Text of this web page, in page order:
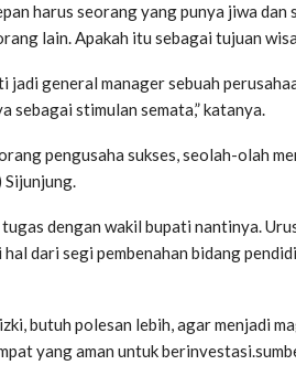
harus seorang yang punya jiwa
lain. Apakah itu sebagai tujuan
jadi general manager sebuah
sebagai stimulan semata,” katanya.
pengusaha sukses, seolah-olah
Sijunjung.
tugas dengan wakil bupati nantinya.
dari segi pembenahan bidang
butuh polesan lebih, agar menjadi
yang aman untuk